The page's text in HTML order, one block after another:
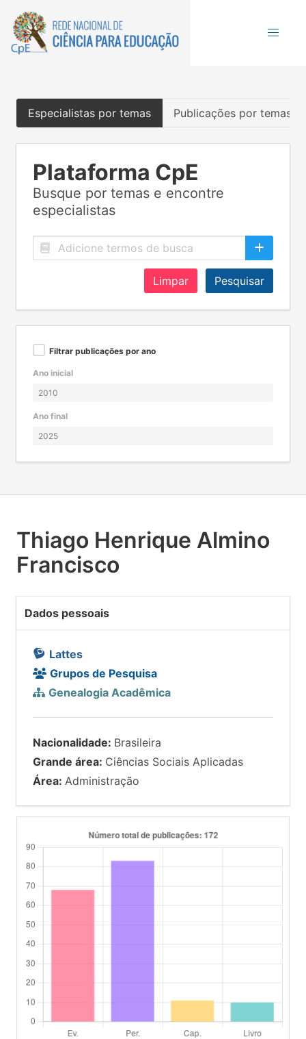
Especialistas por temas Publicações por temas
Plataforma CpE
Busque por temas e encontre
especialistas
Limpar Pesquisar
Filtrar publicações por ano
Ano inicial
Ano final
Thiago Henrique Almino
Francisco
Dados pessoais
Lattes
Grupos de Pesquisa
Genealogia Acadêmica
Nacionalidade: Brasileira
Grande área: Ciências Sociais Aplicadas
Área: Administração